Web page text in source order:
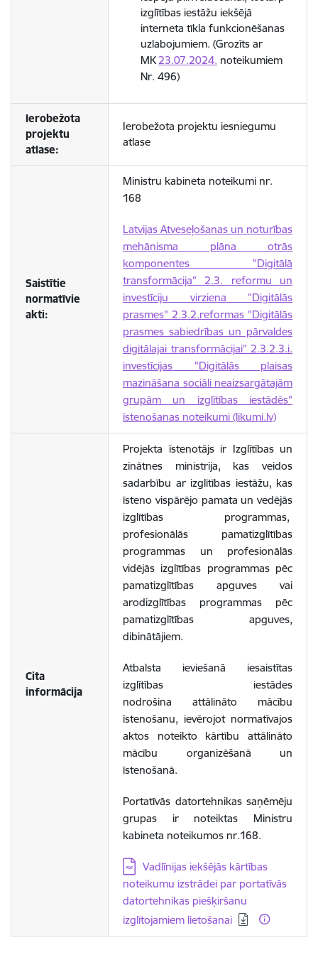
izglītības iestāžu iekšējā
interneta tīkla funkcionēšanas
uzlabojumiem. (Grozīts ar
MK 23.07.2024. noteikumiem
Nr. 496)
Ierobežota
projektu
atlase:
Ierobežota projektu iesniegumu
atlase
Saistītie
normatīvie
akti:
Ministru kabineta noteikumi nr.
168
Latvijas Atveseļošanas un noturības
mehānisma plāna otrās
komponentes "Digitālā
transformācija" 2.3. reformu un
investīciju virziena "Digitālās
prasmes" 2.3.2.reformas "Digitālās
prasmes sabiedrības un pārvaldes
digitālajai transformācijai" 2.3.2.3.i.
investīcijas "Digitālās plaisas
mazināšana sociāli neaizsargātajām
grupām un izglītības iestādēs"
īstenošanas noteikumi (likumi.lv)
Cita
informācija
Projekta īstenotājs ir Izglītības un
zinātnes ministrija, kas veidos
sadarbību ar izglītības iestāžu, kas
īsteno vispārējo pamata un vedējās
izglītības programmas,
profesionālās pamatizglītības
programmas un profesionālās
vidējās izglītības programmas pēc
pamatizglītības apguves vai
arodizglītības programmas pēc
pamatizglītības apguves,
dibinātājiem.
Atbalsta ieviešanā iesaistītas
izglītības iestādes
nodrošina attālināto mācību
īstenošanu, ievērojot normatīvajos
aktos noteikto kārtību attālināto
mācību organizēšanā un
īstenošanā.
Portatīvās datortehnikas saņēmēju
grupas ir noteiktas Ministru
kabineta noteikumos nr.168.
Lejupielādēt:
Vadlīnijas iekšējās kārtības
noteikumu izstrādei par portatīvās
datortehnikas piešķiršanu
izglītojamiem lietošanai